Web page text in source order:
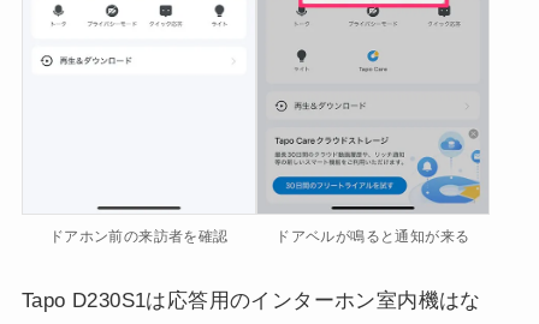
ドアホン前の来訪者を確認 ドアベルが鳴ると通知が来る
Tapo D230S1は応答用のインターホン室内機はな